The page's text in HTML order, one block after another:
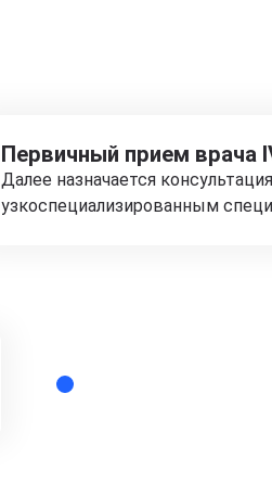
Первичный прием врача
Далее назначается
узкоспециализированным